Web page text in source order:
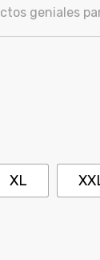
geniales
XL